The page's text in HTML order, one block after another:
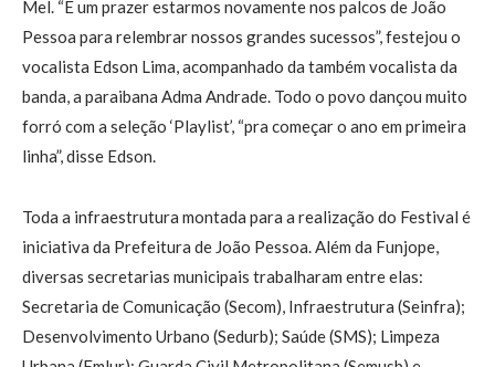
Mel. “É um prazer estarmos novamente nos palcos de João
Pessoa para relembrar nossos grandes sucessos”, festejou o
vocalista Edson Lima, acompanhado da também vocalista da
banda, a paraibana Adma Andrade. Todo o povo dançou muito
forró com a seleção ‘Playlist’, “pra começar o ano em primeira
linha”, disse Edson.
Toda a infraestrutura montada para a realização do Festival é
iniciativa da Prefeitura de João Pessoa. Além da Funjope,
diversas secretarias municipais trabalharam entre elas:
Secretaria de Comunicação (Secom), Infraestrutura (Seinfra);
Desenvolvimento Urbano (Sedurb); Saúde (SMS); Limpeza